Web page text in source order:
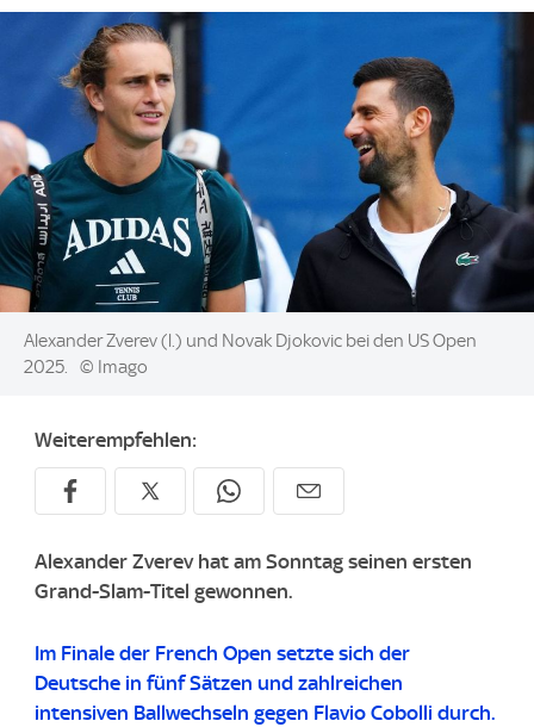
Image:
Alexander Zverev (l.) und Novak Djokovic bei den US Open
2025.
© Imago
Weiterempfehlen:
Alexander Zverev hat am Sonntag seinen ersten
Grand-Slam-Titel gewonnen.
Im Finale der French Open setzte sich der
Deutsche in fünf Sätzen und zahlreichen
intensiven Ballwechseln gegen Flavio Cobolli durch.